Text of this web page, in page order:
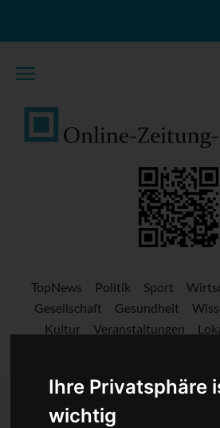
Ihre Privatsphäre
wichtig
TopNews Politik Sport
Gesellschaft
Gesundheit
Kultur
Veranstaltungen